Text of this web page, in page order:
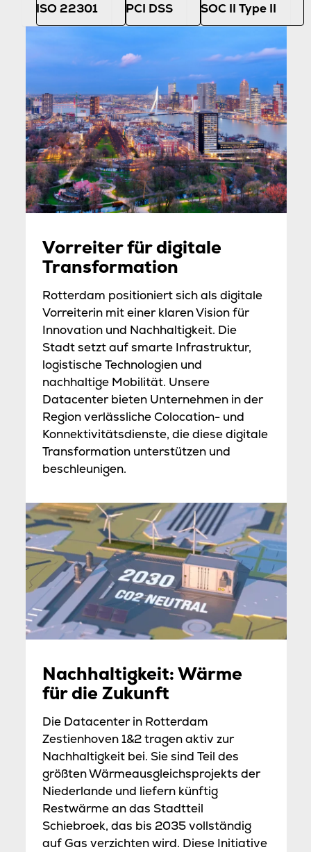
ISO 22301 PCI DSS SOC II Type II
Vorreiter für digitale
Transformation
Rotterdam positioniert sich als digitale
Vorreiterin mit einer klaren Vision für
Innovation und Nachhaltigkeit. Die
Stadt setzt auf smarte Infrastruktur,
logistische Technologien und
nachhaltige Mobilität. Unsere
Datacenter bieten Unternehmen in der
Region verlässliche Colocation- und
Konnektivitätsdienste, die diese digitale
Transformation unterstützen und
beschleunigen.
Nachhaltigkeit: Wärme
für die Zukunft
Die Datacenter in Rotterdam
Zestienhoven 1&2 tragen aktiv zur
Nachhaltigkeit bei. Sie sind Teil des
größten Wärmeausgleichsprojekts der
Niederlande und liefern künftig
Restwärme an das Stadtteil
Schiebroek, das bis 2035 vollständig
auf Gas verzichten wird. Diese Initiative